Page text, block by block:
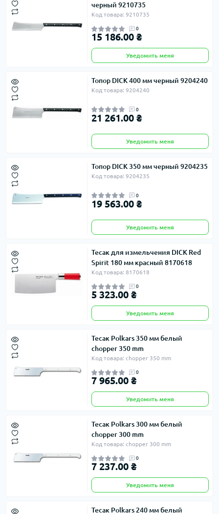
черный 9210735
Код товара: 9210735
0
15 186.00 ₴
Уведомить меня
Топор DICK 400 мм черный 9204240
Код товара: 9204240
0
21 261.00 ₴
Уведомить меня
Топор DICK 350 мм черный 9204235
Код товара: 9204235
0
19 563.00 ₴
Уведомить меня
Тесак для измельчения DICK Red
Spirit 180 мм красный 8170618
Код товара: 8170618
0
5 323.00 ₴
Уведомить меня
Тесак Polkars 350 мм белый
chopper 350 mm
Код товара: chopper 350 mm
0
7 965.00 ₴
Уведомить меня
Тесак Polkars 300 мм белый
chopper 300 mm
Код товара: chopper 300 mm
0
7 237.00 ₴
Уведомить меня
Тесак Polkars 240 мм белый